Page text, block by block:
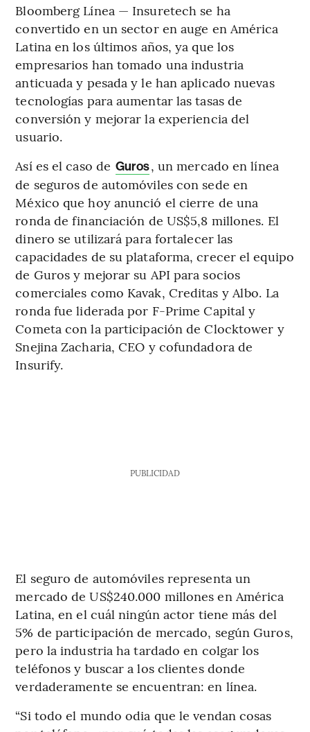
Bloomberg Línea — Insuretech se ha
convertido en un sector en auge en América
Latina en los últimos años, ya que los
empresarios han tomado una industria
anticuada y pesada y le han aplicado nuevas
tecnologías para aumentar las tasas de
conversión y mejorar la experiencia del
usuario.
Así es el caso de Guros, un mercado en línea
de seguros de automóviles con sede en
México que hoy anunció el cierre de una
ronda de financiación de US$5,8 millones. El
dinero se utilizará para fortalecer las
capacidades de su plataforma, crecer el equipo
de Guros y mejorar su API para socios
comerciales como Kavak, Creditas y Albo. La
ronda fue liderada por F-Prime Capital y
Cometa con la participación de Clocktower y
Snejina Zacharia, CEO y cofundadora de
Insurify.
PUBLICIDAD
El seguro de automóviles representa un
mercado de US$240.000 millones en América
Latina, en el cuál ningún actor tiene más del
5% de participación de mercado, según Guros,
pero la industria ha tardado en colgar los
teléfonos y buscar a los clientes donde
verdaderamente se encuentran: en línea.
“Si todo el mundo odia que le vendan cosas